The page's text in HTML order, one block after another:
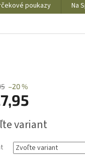
poukazy Na
–20 %
variant